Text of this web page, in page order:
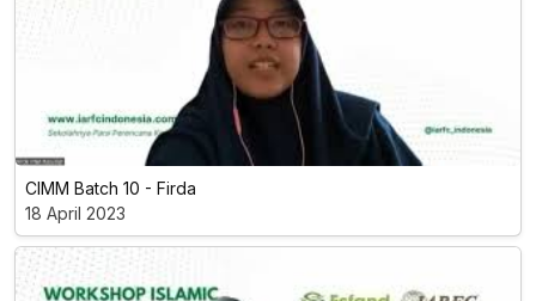
CIMM Batch 10 - Firda
18 April 2023